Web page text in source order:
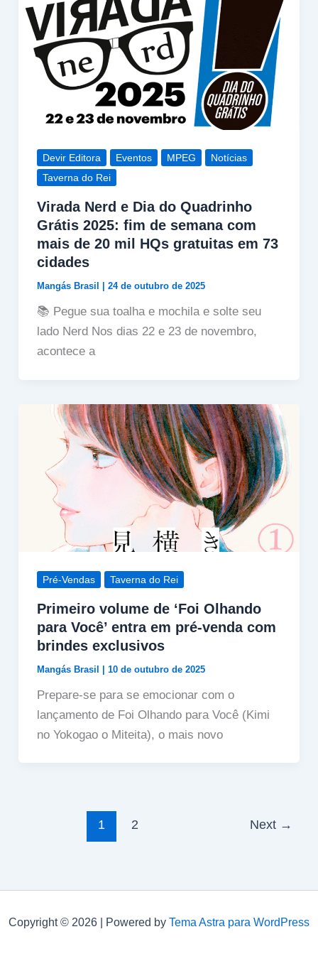
Devir Editora Eventos MPEG
Notícias
Taverna do Rei
Virada Nerd e Dia do Quadrinho
Grátis 2025: fim de semana com
mais de 20 mil HQs gratuitas em 73
cidades
Mangás Brasil 24 de outubro de 2025
📚 Pegue sua toalha e mochila e solte seu
lado Nerd Nos dias 22 e 23 de novembro,
acontece a
Pré-Vendas Taverna do Rei
Primeiro volume de ‘Foi Olhando
para Você’ entra em pré-venda com
brindes exclusivos
Mangás Brasil 10 de outubro de 2025
Prepare-se para se emocionar com o
lançamento de Foi Olhando para Você (Kimi
no Yokogao o Miteita), o mais novo
1 2 Next →
Copyright © 2026 | Powered by Tema Astra para WordPress